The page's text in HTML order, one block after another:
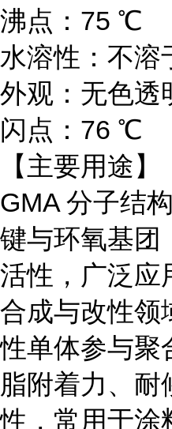
沸点：75 ℃
水溶性：不溶
外观：无色透
闪点：76 ℃
【主要用途】
GMA 分子结
键与环氧基团
活性，广泛应
合成与改性领
性单体参与聚
脂附着力、耐
性，常用于涂